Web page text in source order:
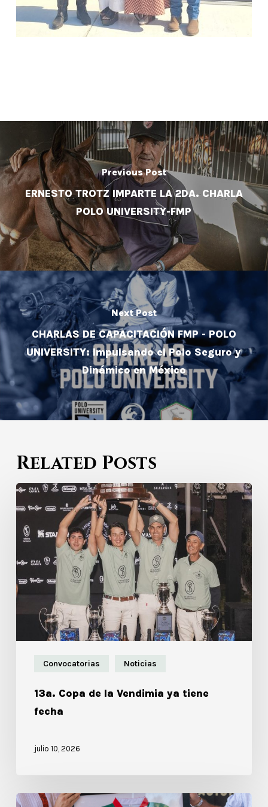
Previous Post
ERNESTO TROTZ IMPARTE LA 2DA. CHARLA
POLO UNIVERSITY-FMP
Next Post
CHARLAS DE CAPACITACIÓN FMP - POLO
UNIVERSITY: Impulsando el Polo Seguro y
Dinámico en México
Related Posts
Convocatorias Noticias
13a. Copa de la Vendimia ya tiene
fecha
julio 10, 2026